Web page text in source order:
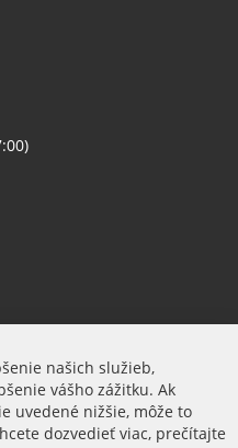
našich služieb,
vášho zážitku. Ak
uvedené nižšie, môže to
dozvedieť viac, prečítajte